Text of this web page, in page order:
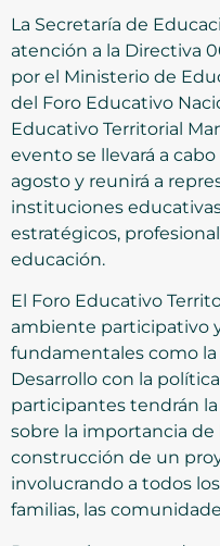
La Secretaría de
atención a la Directiva
por el Ministerio de
del Foro Educativo
Educativo Territorial
evento se llevará a
agosto y reunirá a
instituciones
estratégicos,
educación.
El Foro Educativo
ambiente participativo
fundamentales como
Desarrollo con la
participantes tendrán
sobre la importancia de
construcción de un
involucrando a todos
familias, las